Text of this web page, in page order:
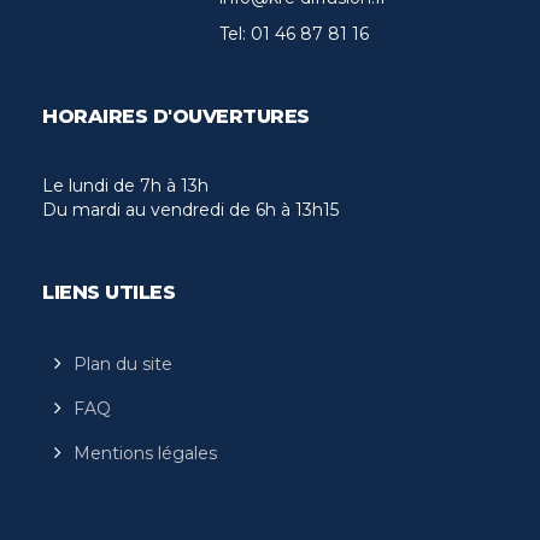
Tel: 01 46 87 81 16
HORAIRES D'OUVERTURES
Le lundi de 7h à 13h
Du mardi au vendredi de 6h à 13h15
LIENS UTILES
Plan du site
FAQ
Mentions légales